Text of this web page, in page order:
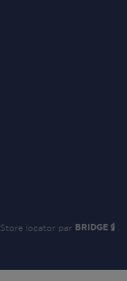
Store locator par BRIDGE